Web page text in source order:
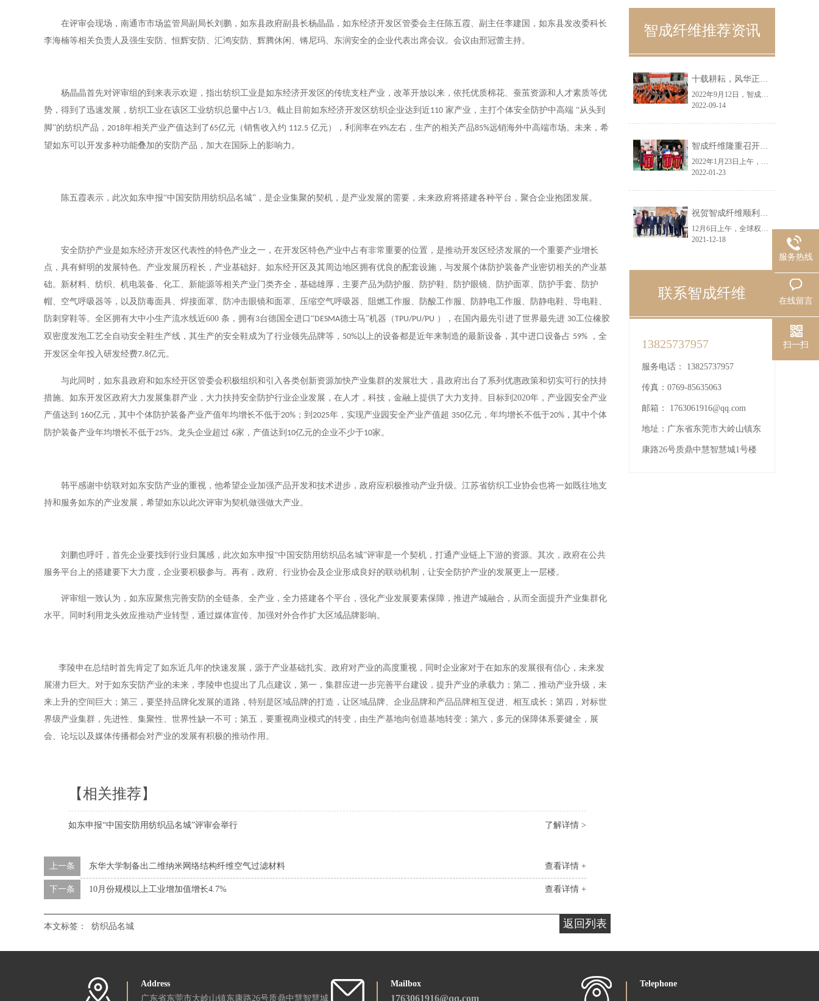
在评审会现场，南通市市场监管局副局长刘鹏，如东县政府副县长杨晶晶，如东经济开发区管委会主任陈五霞、副主任李建国，如东县发改委科长
李海楠等相关负责人及强生安防、恒辉安防、汇鸿安防、辉腾休闲、锵尼玛、东润安全的企业代表出席会议。会议由邢冠蕾主持。
杨晶晶首先对评审组的到来表示欢迎，指出纺织工业是如东经济开发区的传统支柱产业，改革开放以来，依托优质棉花、蚕茧资源和人才素质等优
势，得到了迅速发展，纺织工业在该区工业纺织总量中占1/3。截止目前如东经济开发区纺织企业达到近110 家产业，主打个体安全防护中高端 “从头到
脚”的纺织产品， 2018年相关产业产值达到了65亿元（销售收入约 112.5 亿元），利润率在9%左右，生产的相关产品85%远销海外中高端市场。未来，希
望如东可以开发多种功能叠加的安防产品，加大在国际上的影响力。
陈五霞表示，此次如东申报“中国安防用纺织品名城”，是企业集聚的契机，是产业发展的需要，未来政府将搭建各种平台，聚合企业抱团发展。
安全防护产业是如东经济开发区代表性的特色产业之一，在开发区特色产业中占有非常重要的位置，是推动开发区经济发展的一个重要产业增长
点，具有鲜明的发展特色。产业发展历程长，产业基础好。如东经开区及其周边地区拥有优良的配套设施，与发展个体防护装备产业密切相关的产业基
础。新材料、纺织、机电装备、化工、新能源等相关产业门类齐全，基础雄厚，主要产品为防护服、防护鞋、防护眼镜、防护面罩、防护手套、防护
帽、空气呼吸器等，以及防毒面具、焊接面罩、防冲击眼镜和面罩、压缩空气呼吸器、阻燃工作服、防酸工作服、防静电工作服、防静电鞋、导电鞋、
防刺穿鞋等。全区拥有大中小生产流水线近600 条，拥有3台德国全进口“DESMA德士马”机器（TPU/PU/PU ），在国内最先引进了世界最先进 30工位橡胶
双密度发泡工艺全自动安全鞋生产线，其生产的安全鞋成为了行业领先品牌等， 50%以上的设备都是近年来制造的最新设备，其中进口设备占 59%
，全
开发区全年投入研发经费7.8亿元。
与此同时，如东县政府和如东经开区管委会积极组织和引入各类创新资源加快产业集群的发展壮大，县政府出台了系列优惠政策和切实可行的扶持
措施。如东开发区政府大力发展集群产业，大力扶持安全防护行业企业发展，在人才，科技，金融上提供了大力支持。目标到 2020年，产业园安全产业
产值达到 160亿元，其中个体防护装备产业产值年均增长不低于20% ；到 2025年，实现产业园安全产业产值超 350亿元，年均增长不低于20% ，其中个体
防护装备产业年均增长不低于25%。龙头企业超过 6家，产值达到 10亿元的企业不少于10家。
韩平感谢中纺联对如东安防产业的重视，他希望企业加强产品开发和技术进步，政府应积极推动产业升级。江苏省纺织工业协会也将一如既往地支
持和服务如东的产业发展，希望如东以此次评审为契机做强做大产业。
刘鹏也呼吁，首先企业要找到行业归属感，此次如东申报“中国安防用纺织品名城”评审是一个契机，打通产业链上下游的资源。其次，政府在公共
服务平台上的搭建要下大力度，企业要积极参与。再有，政府、行业协会及企业形成良好的联动机制，让安全防护产业的发展更上一层楼。
评审组一致认为，如东应聚焦完善安防的全链条、全产业，全力搭建各个平台，强化产业发展要素保障，推进产城融合，从而全面提升产业集群化
水平。同时利用龙头效应推动产业转型，通过媒体宣传、加强对外合作扩大区域品牌影响。
李陵申在总结时首先肯定了如东近几年的快速发展，源于产业基础扎实、政府对产业的高度重视，同时企业家对于在如东的发展很有信心，未来发
展潜力巨大。对于如东安防产业的未来，李陵申也提出了几点建议，第一，集群应进一步完善平台建设，提升产业的承载力；第二，推动产业升级，未
来上升的空间巨大；第三，要坚持品牌化发展的道路，特别是区域品牌的打造，让区域品牌、企业品牌和产品品牌相互促进、相互成长；第四，对标世
界级产业集群，先进性、集聚性、世界性缺一不可；第五，要重视商业模式的转变，由生产基地向创造基地转变；第六，多元的保障体系要健全，展
会、论坛以及媒体传播都会对产业的发展有积极的推动作用。
【相关推荐】
了解详情 >
如东申报“中国安防用纺织品名城”评审会举行
查看详情 +
上一条 东华大学制备出二维纳米网络结构纤维空气过滤材料
查看详情 +
下一条 10月份规模以上工业增加值增长4.7%
返回列表
本文标签： 纺织品名城
智成纤维推荐资讯
十载耕耘，风华正茂丨智成纤维十周年庆典圆满举行
2022年9月12日，智成纤维迎来了十周年生日，为了庆祝这个喜庆的日子，特举办了“智成纤维成立十周年暨第八届运动会庆典”。活动现场，职工们热情高涨，纷纷参与到各个趣味活动中来，欢笑声、助威声此起彼伏，现场氛围热烈。
2022-09-14
智成纤维隆重召开2021年度优秀员工表彰大会
2022年1月23日上午，智成纤维在九栋车间隆重召开了2021年度优秀员工表彰大会，公司总经理吴川鸿、全体员工参与了表彰大会。本次表彰大会设立的奖项有：节约奖9名、优秀员工奖4名、优秀班长奖1名，会议由张德雄、彭琼舒主持。
2022-01-23
祝贺智成纤维顺利通过SGS机构ISO9001：2015质量管理体系认证
12月6日上午，全球权威认证机构SGS公司技术专家莅临智成纤维，现场对智成进行ISO9001：2015质量管理体系审核认证，总经理吴川鸿、吴钟亮、黄小龙等领导代表公司对认证专家表示了热烈欢迎。
2021-12-18
联系智成纤维
13825737957
服务电话： 13825737957
传真： 0769-85635063
邮箱： 1763061916@qq.com
地址： 广东省东莞市大岭山镇东
康路26号质鼎中慧智慧城1号楼
Address
广东省东莞市大岭山镇东康路26号质鼎中慧智慧城
Mailbox
1763061916@qq.com
Telephone
服务热线
在线留言
扫一扫